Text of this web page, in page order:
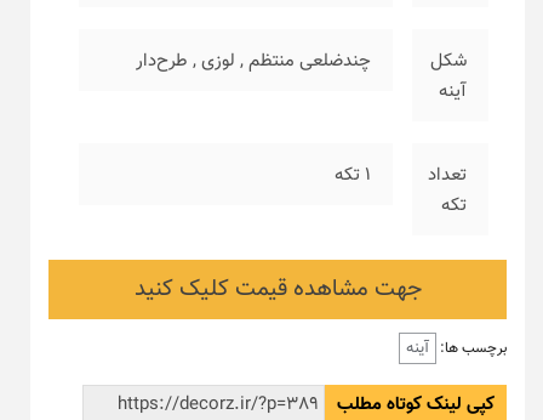
شکل
آینه
چندضلعی منتظم, لوزی, طرح‌دار
تعداد
تکه
۱ تکه
جهت مشاهده قیمت کلیک کنید
برچسب ها: آینه
کپی لینک کوتاه مطلب